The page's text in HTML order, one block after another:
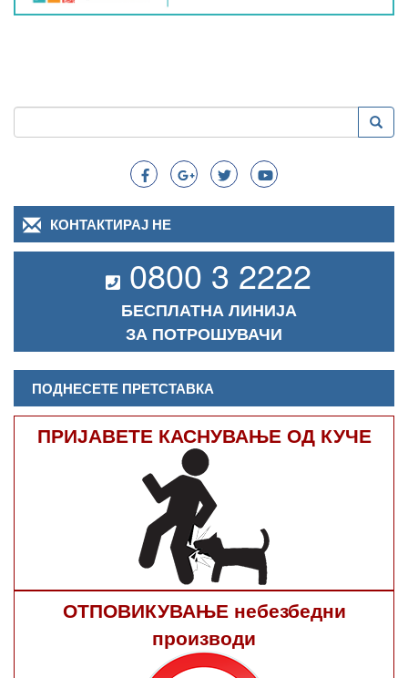
Search
Пребарување
КОНТАКТИРАЈ НЕ
0800 3 2222
БЕСПЛАТНА ЛИНИЈА
ЗА ПОТРОШУВАЧИ
ПОДНЕСЕТЕ ПРЕТСТАВКА
ПРИЈАВЕТЕ КАСНУВАЊЕ ОД КУЧЕ
ОТПОВИКУВАЊЕ небезбедни
производи